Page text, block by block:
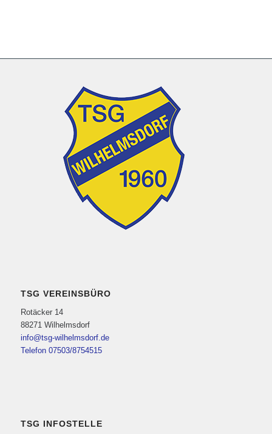
TSG VEREINSBÜRO
Rotäcker 14
88271 Wilhelmsdorf
info@tsg-wilhelmsdorf.de
Telefon 07503/8754515
TSG INFOSTELLE